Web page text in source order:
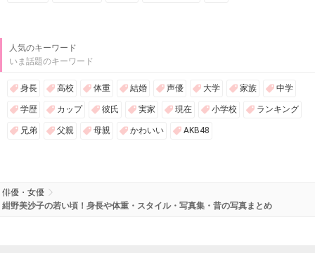
人気のキーワード
いま話題のキーワード
身長 高校 体重 結婚 声優 大学 家族 中学
学歴 カップ 彼氏 実家 現在 小学校 ランキング
兄弟 父親 母親 かわいい AKB48
俳優・女優
紺野美沙子の若い頃！身長や体重・スタイル・写真集・昔の写真まとめ